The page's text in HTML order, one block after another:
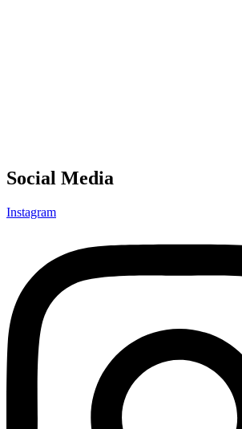
Social Media
Instagram